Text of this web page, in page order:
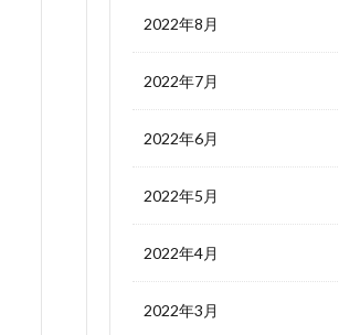
2022年8月
2022年7月
2022年6月
2022年5月
2022年4月
2022年3月